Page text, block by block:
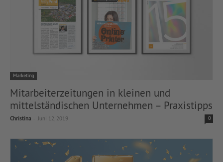
Marketing
Mitarbeiterzeitungen in kleinen und
mittelständischen Unternehmen – Praxistipps
Christina Juni 12, 2019 0